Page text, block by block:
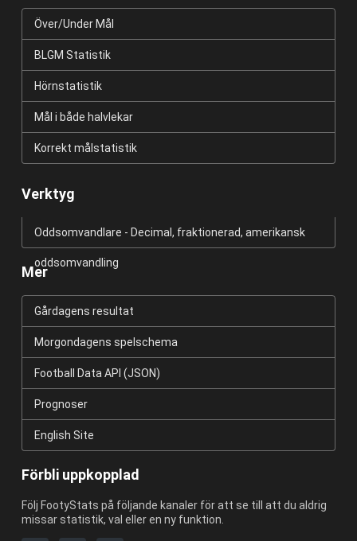
Över/Under Mål
BLGM Statistik
Hörnstatistik
Mål i både halvlekar
Korrekt målstatistik
Verktyg
Oddsomvandlare - Decimal, fraktionerad, amerikansk
oddsomvandling
Mer
Gårdagens resultat
Morgondagens spelschema
Football Data API (JSON)
Prognoser
English Site
Förbli uppkopplad
Följ FootyStats på följande kanaler för att se till att du aldrig
missar statistik, val eller en ny funktion.